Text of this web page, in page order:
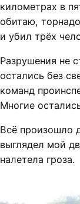
километрах в
обитаю,
и убил трёх
Разрушения не
остались без
команд
Многие
Всё произошло
выглядел мой
налетела гроза.